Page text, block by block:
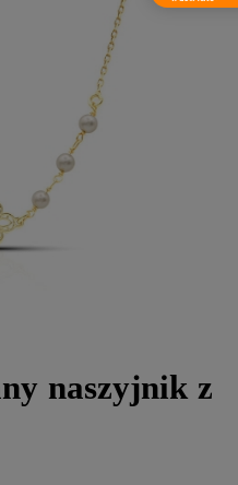
naszyjnik z